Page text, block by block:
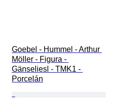
Goebel - Hummel - Arthur
Möller - Figura -
Gänseliesl - TMK1 -
Porcelán